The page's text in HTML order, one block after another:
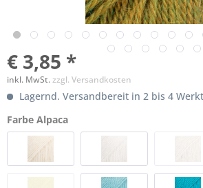
€ 3,85 *
inkl. MwSt.zzgl. Versandkosten
Lagernd. Versandbereit in 2 bis 4
Farbe Alpaca